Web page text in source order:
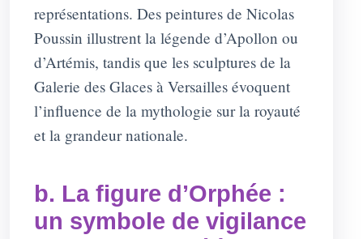
représentations. Des peintures de Nicolas
Poussin illustrent la légende d’Apollon ou
d’Artémis, tandis que les sculptures de la
Galerie des Glaces à Versailles évoquent
l’influence de la mythologie sur la royauté
et la grandeur nationale.
b. La figure d’Orphée :
un symbole de vigilance